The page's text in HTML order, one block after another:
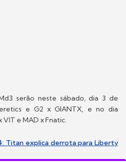
serão neste sábado, dia 3 de
e G2 x GIANTX, e no dia
VIT e MAD x Fnatic.
Titan explica derrota para Liberty